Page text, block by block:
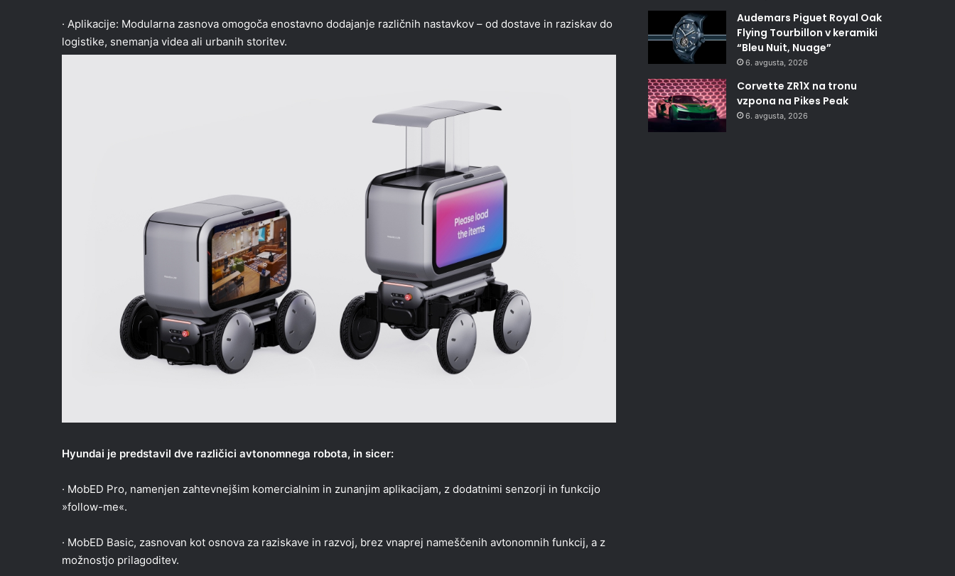
· Aplikacije: Modularna zasnova omogoča enostavno dodajanje različnih nastavkov – od dostave in raziskav do
logistike, snemanja videa ali urbanih storitev.
Hyundai je predstavil dve različici avtonomnega robota, in sicer:
· MobED Pro, namenjen zahtevnejšim komercialnim in zunanjim aplikacijam, z dodatnimi senzorji in funkcijo
»follow-me«.
· MobED Basic, zasnovan kot osnova za raziskave in razvoj, brez vnaprej nameščenih avtonomnih funkcij, a z
možnostjo prilagoditev.
Audemars Piguet Royal Oak
Flying Tourbillon v keramiki
“Bleu Nuit, Nuage”
6. avgusta, 2026
Corvette ZR1X na tronu
vzpona na Pikes Peak
6. avgusta, 2026